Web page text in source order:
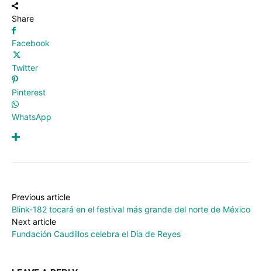
Share
Facebook
Twitter
Pinterest
WhatsApp
Previous article
Blink-182 tocará en el festival más grande del norte de México
Next article
Fundación Caudillos celebra el Día de Reyes